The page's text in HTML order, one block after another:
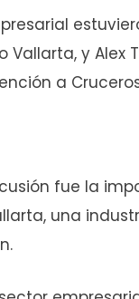
Vallarta, y
a
fue la
una